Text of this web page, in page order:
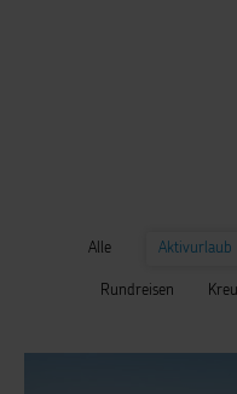
Alle Aktivurlaub
Rundreisen